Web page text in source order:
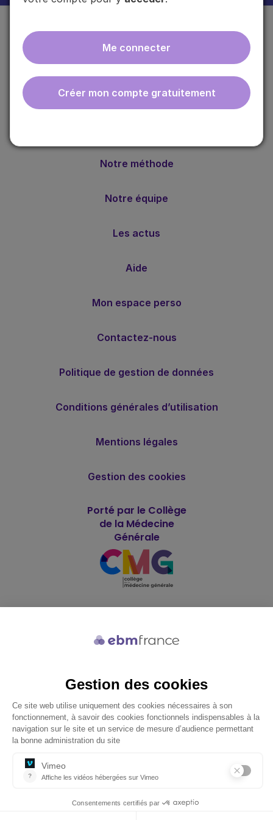
Me connecter
Créer mon compte gratuitement
ebmfrance est une base de connaissances médicales
Notre méthode
Notre équipe
Les actus
Aide
Mon espace perso
Contactez-nous
Politique de gestion de données
Conditions générales d’utilisation
Mentions légales
Gestion des cookies
Porté par le Collège
de la Médecine
Générale
© 2026 ebmfrance